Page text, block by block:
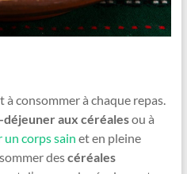
consommer à chaque repas.
aux céréalesou à
un corps sain et en pleine
descéréales